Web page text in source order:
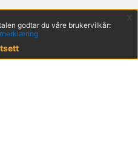
godtar du våre brukervilkår:
x